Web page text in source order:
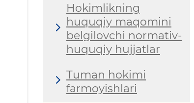
Hokimlikning
huquqiy maqomini
belgilovchi normativ-
huquqiy hujjatlar
Tuman hokimi
farmoyishlari